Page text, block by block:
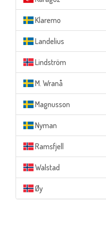
Klaremo
Landelius
Lindström
M. Wranå
Magnusson
Nyman
Ramsfjell
Walstad
Øy